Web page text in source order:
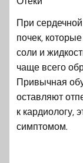
При
почек,
соли и
чаще всего
Привычная
оставляют
к кардиологу,
симптомом.